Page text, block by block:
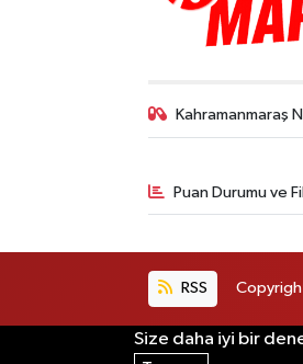
Kahramanmaraş
Puan Durumu ve
RSS
Size daha iyi bir